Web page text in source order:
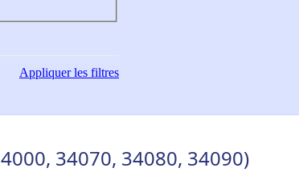
Appliquerles filtres
34070, 34080, 34090)